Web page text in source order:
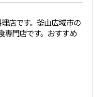
店です。釜山広域市の
専門店です。おすすめ